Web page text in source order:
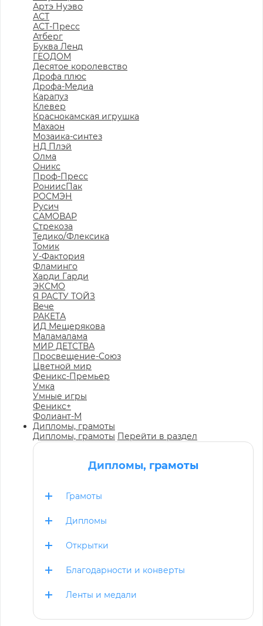
Артэ Нуэво
АСТ
АСТ-Пресс
Атберг
Буква Ленд
ГЕОДОМ
Десятое королевство
Дрофа плюс
Дрофа-Медиа
Карапуз
Клевер
Краснокамская игрушка
Махаон
Мозаика-синтез
НД Плэй
Олма
Оникс
Проф-Пресс
РониисПак
РОСМЭН
Русич
САМОВАР
Стрекоза
Тедико/Флексика
Томик
У-Фактория
Фламинго
Харди Гарди
ЭКСМО
Я РАСТУ ТОЙЗ
Вече
РАКЕТА
ИД Мещерякова
Маламалама
МИР ДЕТСТВА
Просвещение-Союз
Цветной мир
Феникс-Премьер
Умка
Умные игры
Феникс+
Фолиант-М
Дипломы, грамоты
Дипломы, грамоты Перейти в раздел
Дипломы, грамоты
Грамоты
Дипломы
Открытки
Благодарности и конверты
Ленты и медали